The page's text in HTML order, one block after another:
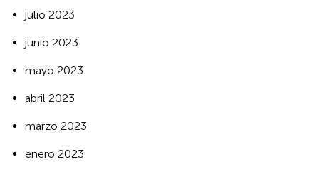
julio 2023
junio 2023
mayo 2023
abril 2023
marzo 2023
enero 2023